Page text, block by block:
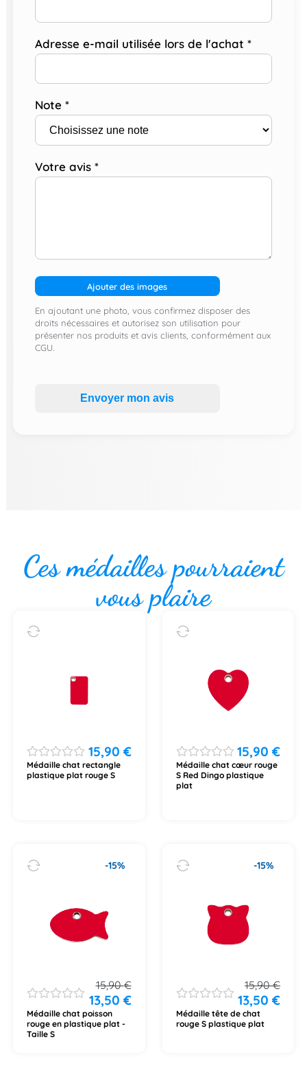
Adresse e-mail utilisée lors de l'achat *
Note *
Votre avis *
Ajouter des images
En ajoutant une photo, vous confirmez disposer des
droits nécessaires et autorisez son utilisation pour
présenter nos produits et avis clients, conformément aux
CGU.
Envoyer mon avis
Ces médailles pourraient
vous plaire
15,90 €
Médaille chat rectangle
plastique plat rouge S
15,90€
Médaille chat cœur rouge
S Red Dingo plastique
plat
-15%
15,90€
13,50 €
Médaille chat poisson
rouge en plastique plat -
Taille S
-15%
15,90€
13,50€
Médaille tête de chat
rouge S plastique plat